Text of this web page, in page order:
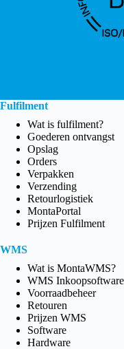
Fulfilment
Wat is fulfilment?
Goederen ontvangst
Opslag
Orders
Verpakken
Verzending
Retourlogistiek
MontaPortal
Prijzen Fulfilment
WMS
Wat is MontaWMS?
WMS Inkoopsoftware
Voorraadbeheer
Retouren
Prijzen WMS
Software
Hardware